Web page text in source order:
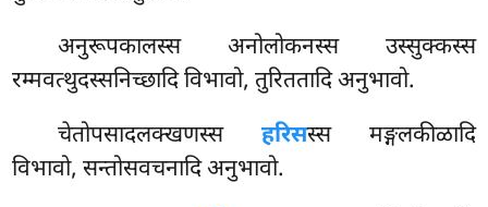
अनुरूपकालस्स अनोलोकनस्स उस्सुक्कस्स
रम्मवत्थुदस्सनिच्छादि विभावो, तुरिततादि अनुभावो.
चेतोपसादलक्खणस्स हरिसस्स मङ्गलकीळादि
विभावो, सन्तोसवचनादि अनुभावो.